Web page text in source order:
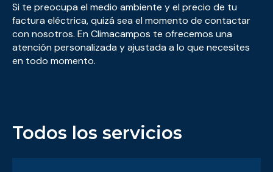
Si te preocupa el medio ambiente y el precio de tu
factura eléctrica, quizá sea el momento de contactar
con nosotros. En Climacampos te ofrecemos una
atención personalizada y ajustada a lo que necesites
en todo momento.
Todos los servicios